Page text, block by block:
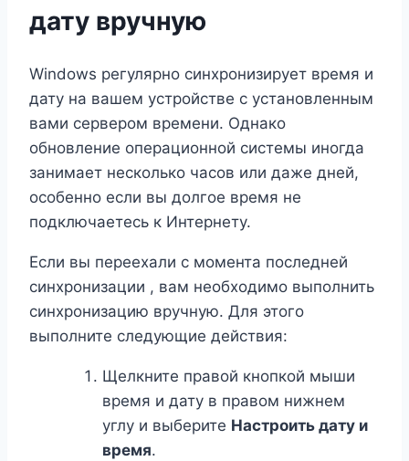
дату вручную
Windows регулярно синхронизирует время и
дату на вашем устройстве с установленным
вами сервером времени. Однако
обновление операционной системы иногда
занимает несколько часов или даже дней,
особенно если вы долгое время не
подключаетесь к Интернету.
Если вы переехали с момента последней
синхронизации , вам необходимо выполнить
синхронизацию вручную. Для этого
выполните следующие действия:
Щелкните правой кнопкой мыши
время и дату в правом нижнем
углу и выберите Настроить дату и
время.